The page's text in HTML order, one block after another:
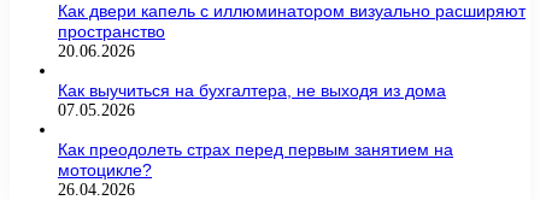
Как двери капель с иллюминатором визуально расширяют
пространство
20.06.2026
Как выучиться на бухгалтера, не выходя из дома
07.05.2026
Как преодолеть страх перед первым занятием на
мотоцикле?
26.04.2026